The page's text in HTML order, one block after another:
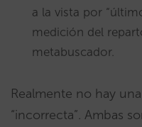
a la vista por
medición del
metabuscador.
Realmente no hay
“incorrecta”. Ambas